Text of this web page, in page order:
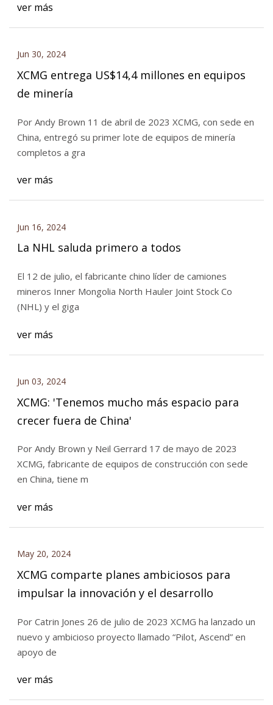
ver más
Jun 30, 2024
XCMG entrega US$14,4 millones en equipos
de minería
Por Andy Brown 11 de abril de 2023 XCMG, con sede en
China, entregó su primer lote de equipos de minería
completos a gra
ver más
Jun 16, 2024
La NHL saluda primero a todos
El 12 de julio, el fabricante chino líder de camiones
mineros Inner Mongolia North Hauler Joint Stock Co
(NHL) y el giga
ver más
Jun 03, 2024
XCMG: 'Tenemos mucho más espacio para
crecer fuera de China'
Por Andy Brown y Neil Gerrard 17 de mayo de 2023
XCMG, fabricante de equipos de construcción con sede
en China, tiene m
ver más
May 20, 2024
XCMG comparte planes ambiciosos para
impulsar la innovación y el desarrollo
Por Catrin Jones 26 de julio de 2023 XCMG ha lanzado un
nuevo y ambicioso proyecto llamado “Pilot, Ascend” en
apoyo de
ver más